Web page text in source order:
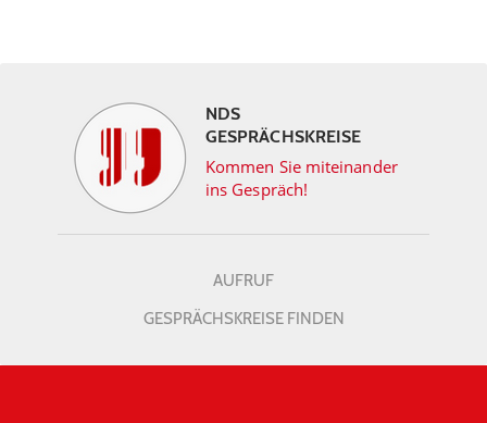
NDS
GESPRÄCHSKREISE
Kommen Sie miteinander
ins Gespräch!
AUFRUF
GESPRÄCHSKREISE FINDEN